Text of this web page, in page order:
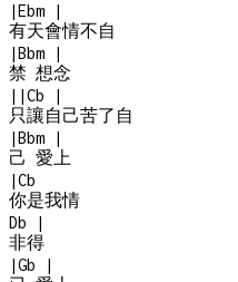
|Ebm
|
有天會情不自
|Bbm
|
禁 想念
| |Cb
|
只讓自己苦了自
|Bbm
|
己 愛上
|Cb
你是我情
Db
|
非得
|Gb
|